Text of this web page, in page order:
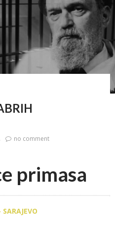
no comment
primasa